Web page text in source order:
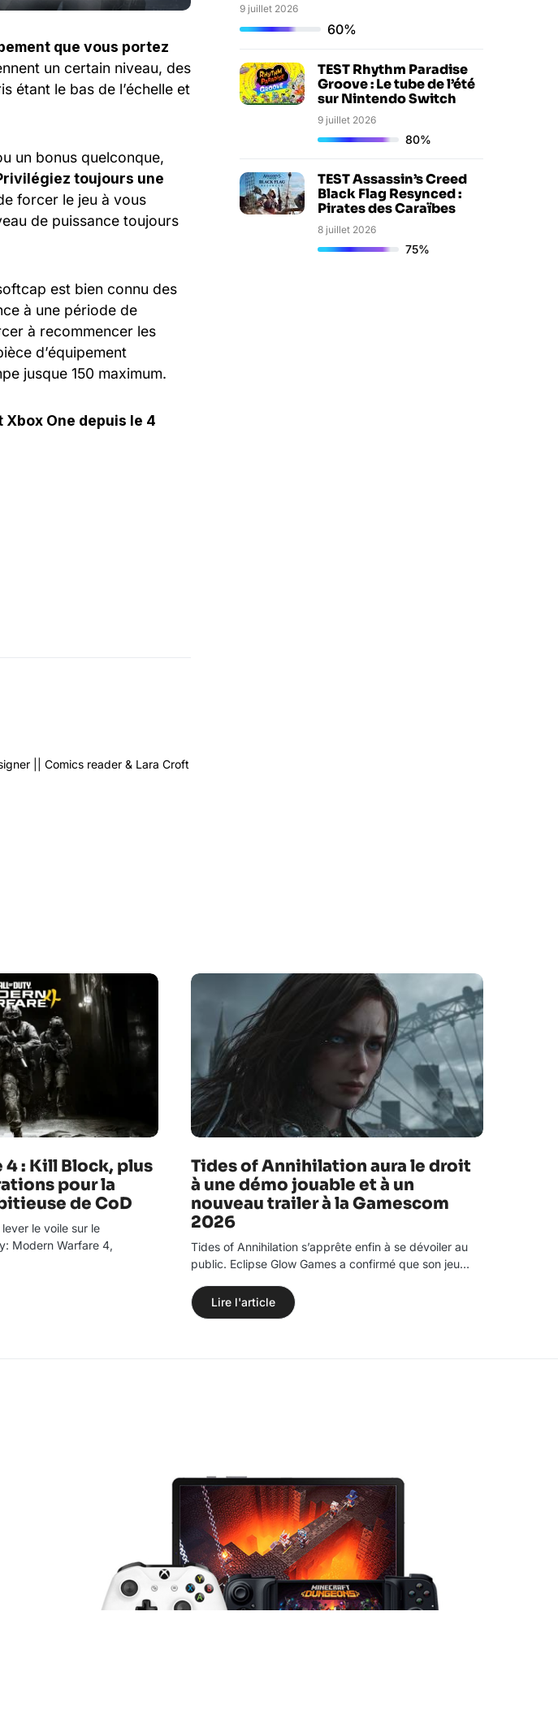
que vous portez
un certain niveau, des
étant le bas de l’échelle et
un bonus quelconque,
toujours une
forcer le jeu à vous
de puissance toujours
est bien connu des
à une période de
à recommencer les
d’équipement
jusque 150 maximum.
One depuis le 4
|| Comics reader & Lara Croft
9 juillet 2026
60%
TEST Rhythm Paradise
Groove : Le tube de l’été
sur Nintendo Switch
9 juillet 2026
80%
TEST Assassin’s Creed
Black Flag Resynced :
Pirates des Caraïbes
8 juillet 2026
75%
: Kill Block, plus
pour la
de CoD
le voile sur le
Modern Warfare 4,
Tides of Annihilation aura le droit
à une démo jouable et à un
nouveau trailer à la Gamescom
2026
Tides of Annihilation s’apprête enfin à se dévoiler au
public. Eclipse Glow Games a confirmé que son jeu…
Lire l'article